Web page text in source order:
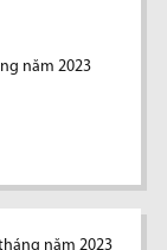
năm 2023
năm 2023